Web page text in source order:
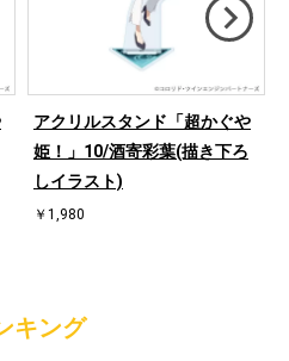
アクリルスタンド「超かぐや
姫！」10/酒寄彩葉(描き下ろ
しイラスト)
￥1,980
キング